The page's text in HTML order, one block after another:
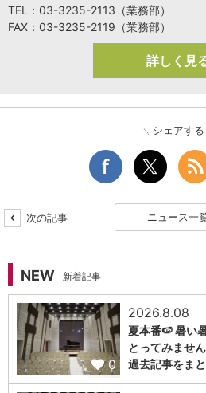
TEL：03-3235-2113（業務部）
FAX：03-3235-2119（業務部）
詳しく見
シェアする
次の記事 ニュース一
NEW 新着記事
0
2026.8.08
夏本番🍉 暑い
とってみませ
過去記事をま